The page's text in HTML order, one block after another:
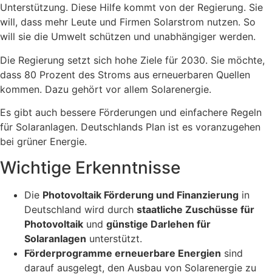
Unterstützung. Diese Hilfe kommt von der Regierung. Sie
will, dass mehr Leute und Firmen Solarstrom nutzen. So
will sie die Umwelt schützen und unabhängiger werden.
Die Regierung setzt sich hohe Ziele für 2030. Sie möchte,
dass 80 Prozent des Stroms aus erneuerbaren Quellen
kommen. Dazu gehört vor allem Solarenergie.
Es gibt auch bessere Förderungen und einfachere Regeln
für Solaranlagen. Deutschlands Plan ist es voranzugehen
bei grüner Energie.
Wichtige Erkenntnisse
Die Photovoltaik Förderung und Finanzierung in
Deutschland wird durch staatliche Zuschüsse für
Photovoltaik und günstige Darlehen für
Solaranlagen unterstützt.
Förderprogramme erneuerbare Energien sind
darauf ausgelegt, den Ausbau von Solarenergie zu